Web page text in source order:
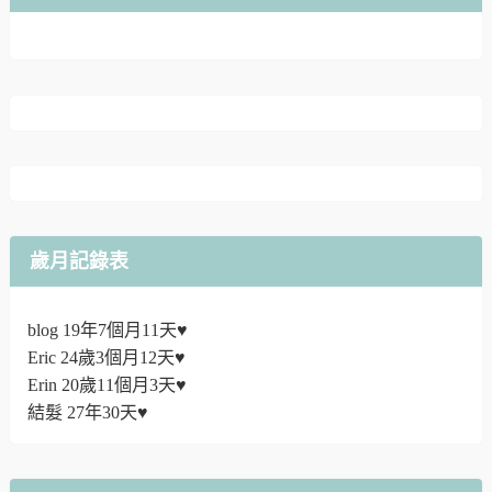
歲月記錄表
blog 19年7個月11天♥
Eric 24歲3個月12天♥
Erin 20歲11個月3天♥
結髮 27年30天♥